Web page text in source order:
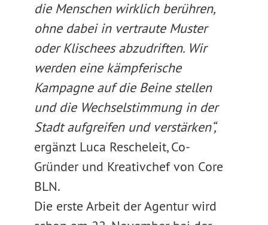
die Menschen wirklich berühren,
ohne dabei in vertraute Muster
oder Klischees abzudriften. Wir
werden eine kämpferische
Kampagne auf die Beine stellen
und die Wechselstimmung in der
Stadt aufgreifen und verstärken“,
ergänzt Luca Rescheleit, Co-
Gründer und Kreativchef von Core
BLN.
Die erste Arbeit der Agentur wird